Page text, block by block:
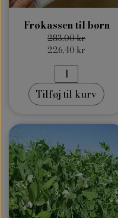
Frøkassen til børn
283,00 kr
226,40 kr
Tilføj til kurv